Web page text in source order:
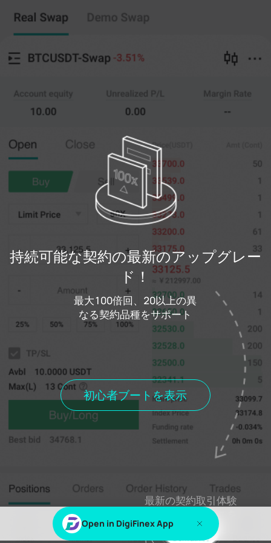
持続可能な契約 コピートレード
ポジションを開
く
クローゼット
最新の
開いた
100%
登録
(
開いた
コストファンドコスト
0.000%
距離料金の和解
00h00m00s
ポジションを保持します 現在の委員会 歴史委員会 歴史的取
現在位置 すべてのポジション
％sまたは％sこのコンテンツを表示します ログイン 登録
持続可能な契約の最新のアップグレー
ド！
最大100倍回、20以上の異
なる契約品種をサポート
初心者ブートを表示
最新の契約取引体験
を感じるにはここを
クリックしてくださ
Open in DigiFinex App